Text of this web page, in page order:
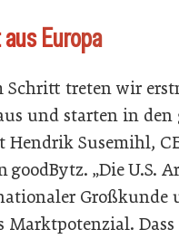
Europa
Schritt treten wir
und starten in den
Hendrik Susemihl,
goodBytz. „Die U.S.
Großkunde
Marktpotenzial.